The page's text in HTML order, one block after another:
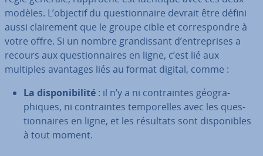
modèles. L’objectif du ques­tion­naire devrait être défini
aussi clai­re­ment que le groupe cible et cor­res­pondre à
votre offre. Si un nombre gran­dis­sant d’en­tre­prises a
recours aux ques­tion­naires en ligne, c’est lié aux
multiples avantages liés au format digital, comme :
La dis­po­ni­bi­lité : il n’y a ni con­traintes géo­gra­
phiques, ni con­traintes tem­po­relles avec les ques­
tion­naires en ligne, et les résultats sont dis­po­nibles
à tout moment.